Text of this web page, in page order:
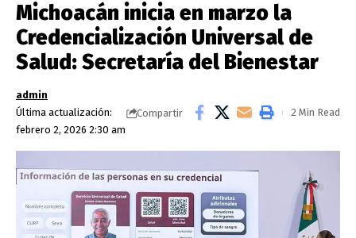
Michoacán inicia en marzo la
Credencialización Universal de
Salud: Secretaría del Bienestar
Última actualización:
febrero 2, 2026 2:30 am
admin
Compartir
2 Min Read